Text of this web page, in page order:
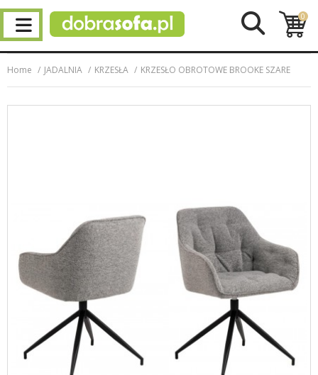
0
Home JADALNIA KRZESŁA KRZESŁO OBROTOWE BROOKE SZARE